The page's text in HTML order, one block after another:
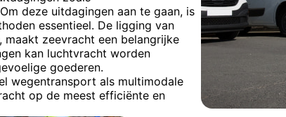
deze uitdagingen aan te gaan, is
essentieel. De ligging van
maakt zeevracht een belangrijke
kan luchtvracht worden
goederen.
wegentransport als multimodale
op de meest efficiënte en